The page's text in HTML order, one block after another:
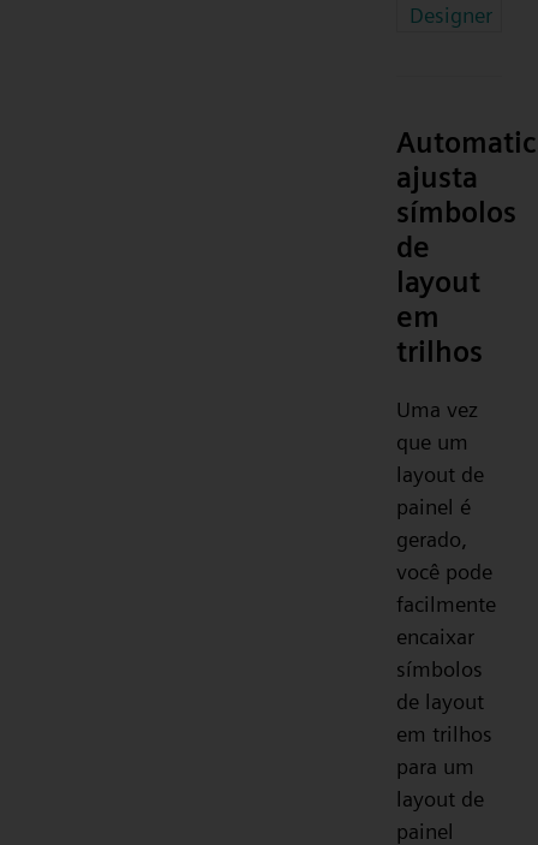
Designer
ajusta
símbolos
de
layout
em
trilhos
Uma vez
que um
layout de
painel é
gerado,
você pode
facilmente
encaixar
símbolos
de layout
em trilhos
para um
layout de
painel